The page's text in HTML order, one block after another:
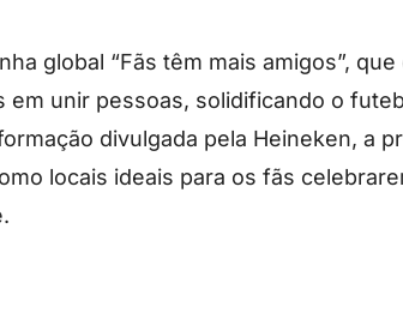
global “Fãs têm mais amigos”,
em unir pessoas, solidificando o
divulgada pela Heineken, a
locais ideais para os fãs